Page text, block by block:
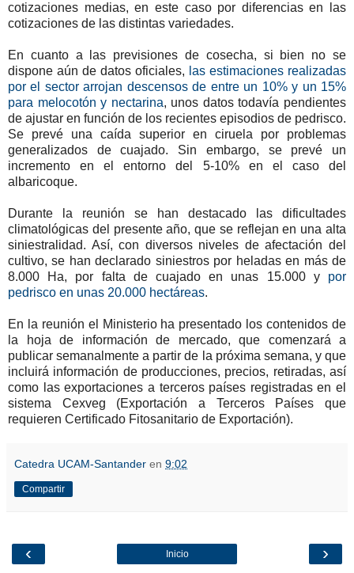
cotizaciones medias, en este caso por diferencias en las
cotizaciones de las distintas variedades.
En cuanto a las previsiones de cosecha, si bien no se
dispone aún de datos oficiales, las estimaciones realizadas
por el sector arrojan descensos de entre un 10% y un 15%
para melocotón y nectarina, unos datos todavía pendientes
de ajustar en función de los recientes episodios de pedrisco.
Se prevé una caída superior en ciruela por problemas
generalizados de cuajado. Sin embargo, se prevé un
incremento en el entorno del 5-10% en el caso del
albaricoque.
Durante la reunión se han destacado las dificultades
climatológicas del presente año, que se reflejan en una alta
siniestralidad. Así, con diversos niveles de afectación del
cultivo, se han declarado siniestros por heladas en más de
8.000 Ha, por falta de cuajado en unas 15.000 ypor
pedrisco en unas 20.000 hectáreas.
En la reunión el Ministerio ha presentado los contenidos de
la hoja de información de mercado, que comenzará a
publicar semanalmente a partir de la próxima semana, y que
incluirá información de producciones, precios, retiradas, así
como las exportaciones a terceros países registradas en el
sistema Cexveg (Exportación a Terceros Países que
requieren Certificado Fitosanitario de Exportación).
Catedra UCAM-Santander en 9:02
Compartir
‹ ›
Inicio